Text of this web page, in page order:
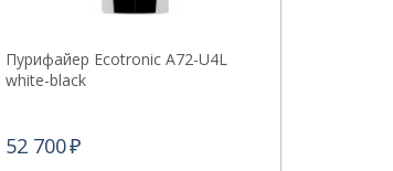
Пурифайер Ecotronic A72-U4L
white-black
52 700